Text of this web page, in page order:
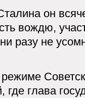
он
вождю,
разу не
где глава